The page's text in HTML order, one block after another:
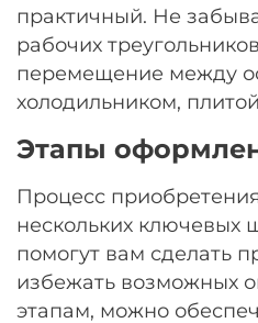
практичный. Не
рабочих
перемещение между
холодильником,
Этапы
Процесс
нескольких ключевых
помогут вам сделать
избежать возможных
этапам, можно